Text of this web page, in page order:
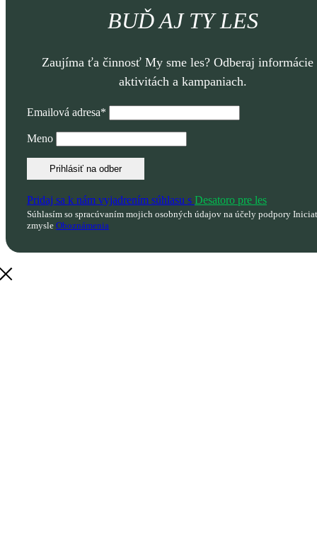
BUĎ AJ TY LES
Zaujíma ťa činnosť My sme les? Odberaj informácie
aktivitách a kampaniach.
Emailová adresa*
Meno
Pridaj sa k nám vyjadrením súhlasu s Desatoro pre les
Súhlasím so spracúvaním mojich osobných údajov na účely podpory
zmysle Oboznámenia